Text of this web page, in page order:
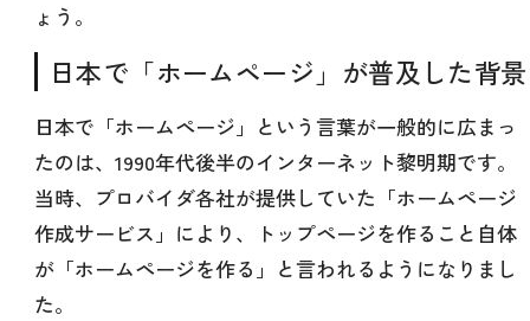
ょう。
日本で「ホームページ」が普及した背景
日本で「ホームページ」という言葉が一般的に広まっ
たのは、1990年代後半のインターネット黎明期です。
当時、プロバイダ各社が提供していた「ホームページ
作成サービス」により、トップページを作ること自体
が「ホームページを作る」と言われるようになりまし
た。